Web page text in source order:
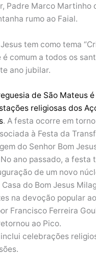
Padre Marco Martinho
rumo ao Faial.
tem como tema
é comum a todos os
ano jubilar.
de São Mateus
religiosas dos
. A festa ocorre em
à Festa da
do Senhor Bom
ano passado, a festa
de um novo
do Bom Jesus
na devoção popular
Francisco Ferreira
ao Pico.
celebrações